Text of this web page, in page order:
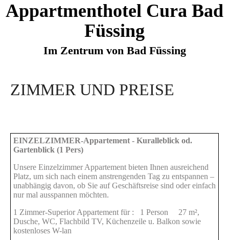
Appartmenthotel Cura Bad
Füssing
Im Zentrum von Bad Füssing
ZIMMER UND PREISE
EINZELZIMMER-Appartement - Kuralleblick od.
Gartenblick (1 Pers)
Unsere Einzelzimmer Appartement bieten Ihnen ausreichend
Platz, um sich nach einem anstrengenden Tag zu entspannen –
unabhängig davon, ob Sie auf Geschäftsreise sind oder einfach
nur mal ausspannen möchten.
1 Zimmer-Superior Appartement für : 1 Person 27 m²,
Dusche, WC, Flachbild TV, Küchenzeile u. Balkon sowie
kostenloses W-lan